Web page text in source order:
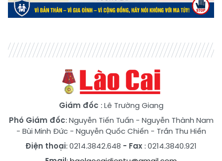
Giám đốc : Lê Trường Giang
Phó Giám đốc:Nguyễn Tiến Tuấn - Nguyễn Thành Nam
- Bùi Minh Đức- Nguyễn Quốc Chiến - Trần Thu Hiền
Điện thoại: 0214.3842.648 - Fax : 0214.3840.921